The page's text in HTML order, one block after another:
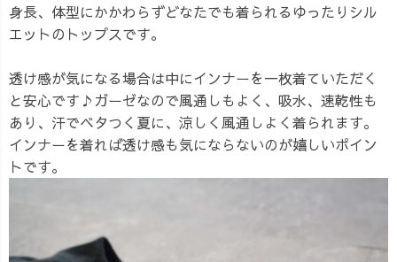
身長、体型にかかわらずどなたでも着られるゆったりシル
エットのトップスです。
透け感が気になる場合は中にインナーを一枚着ていただく
と安心です♪ガーゼなので風通しもよく、吸水、速乾性も
あり、汗でベタつく夏に、涼しく風通しよく着られます。
インナーを着れば透け感も気にならないのが嬉しいポイン
トです。